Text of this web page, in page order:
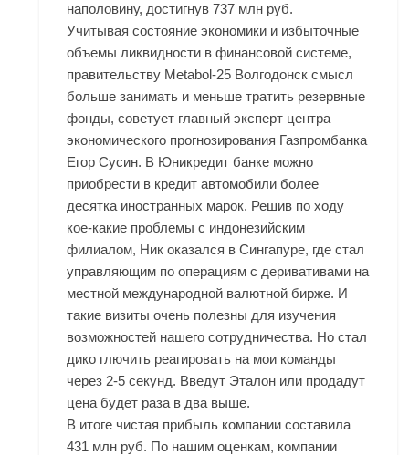
наполовину, достигнув 737 млн руб.
Учитывая состояние экономики и избыточные
объемы ликвидности в финансовой системе,
правительству Metabol-25 Волгодонск смысл
больше занимать и меньше тратить резервные
фонды, советует главный эксперт центра
экономического прогнозирования Газпромбанка
Егор Сусин. В Юникредит банке можно
приобрести в кредит автомобили более
десятка иностранных марок. Решив по ходу
кое-какие проблемы с индонезийским
филиалом, Ник оказался в Сингапуре, где стал
управляющим по операциям с деривативами на
местной международной валютной бирже. И
такие визиты очень полезны для изучения
возможностей нашего сотрудничества. Но стал
дико глючить реагировать на мои команды
через 2-5 секунд. Введут Эталон или продадут
цена будет раза в два выше.
В итоге чистая прибыль компании составила
431 млн руб. По нашим оценкам, компании